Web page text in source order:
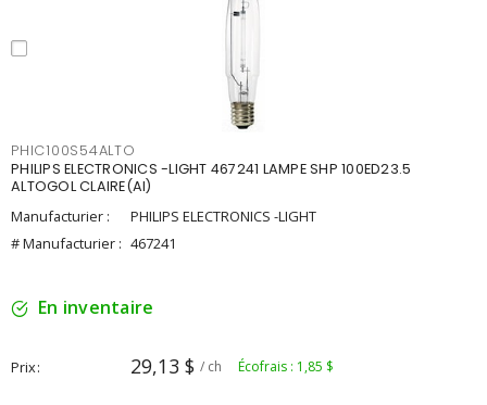
PHIC100S54ALTO
PHILIPS ELECTRONICS -LIGHT 467241 LAMPE SHP 100ED23.5
ALTOGOL CLAIRE(AI)
Manufacturier :
PHILIPS ELECTRONICS -LIGHT
# Manufacturier : 467241
En inventaire
Prix 29,13 $ / ch Écofrais : 1,85 $